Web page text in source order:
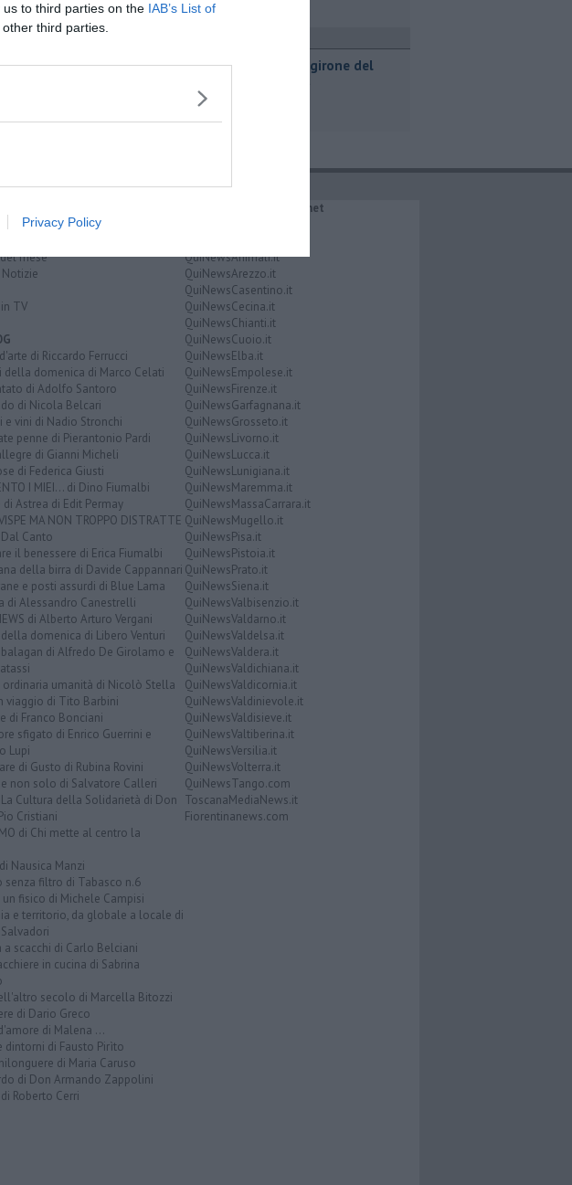
to third parties on the IAB’s List of
third parties.
Privacy Policy
Svelato il girone del
di oggi
mese
TV
di Riccardo Ferrucci
della domenica di Marco Celati
di Adolfo Santoro
di Nicola Belcari
e vini di Nadio Stronchi
penne di Pierantonio Pardi
di Gianni Micheli
di Federica Giusti
I MIEI... di Dino Fiumalbi
di Astrea di Edit Permay
MA NON TROPPO DISTRATTE
Canto
il benessere di Erica Fiumalbi
della birra di Davide Cappannari
e posti assurdi di Blue Lama
di Alessandro Canestrelli
di Alberto Arturo Vergani
domenica di Libero Venturi
balagan di Alfredo De Girolamo e
ordinaria umanità di Nicolò Stella
viaggio di Tito Barbini
di Franco Bonciani
sfigato di Enrico Guerrini e
Lupi
di Gusto di Rubina Rovini
non solo di Salvatore Calleri
Cultura della Solidarietà di Don
Cristiani
di Chi mette al centro la
Nausica Manzi
senza filtro di Tabasco n.6
fisico di Michele Campisi
e territorio, da globale a locale di
a scacchi di Carlo Belciani
in cucina di Sabrina
secolo di Marcella Bitozzi
di Dario Greco
di Malena ...
dintorni di Fausto Pirìto
di Maria Caruso
di Don Armando Zappolini
Roberto Cerri
IL NETWORK QuiNews.net
QuiNewsAnimali.it
QuiNewsArezzo.it
QuiNewsCasentino.it
QuiNewsCecina.it
QuiNewsChianti.it
QuiNewsCuoio.it
QuiNewsElba.it
QuiNewsEmpolese.it
QuiNewsFirenze.it
QuiNewsGarfagnana.it
QuiNewsGrosseto.it
QuiNewsLivorno.it
QuiNewsLucca.it
QuiNewsLunigiana.it
QuiNewsMaremma.it
QuiNewsMassaCarrara.it
QuiNewsMugello.it
QuiNewsPisa.it
QuiNewsPistoia.it
QuiNewsPrato.it
QuiNewsSiena.it
QuiNewsValbisenzio.it
QuiNewsValdarno.it
QuiNewsValdelsa.it
QuiNewsValdera.it
QuiNewsValdichiana.it
QuiNewsValdicornia.it
QuiNewsValdinievole.it
QuiNewsValdisieve.it
QuiNewsValtiberina.it
QuiNewsVersilia.it
QuiNewsVolterra.it
QuiNewsTango.com
ToscanaMediaNews.it
Fiorentinanews.com